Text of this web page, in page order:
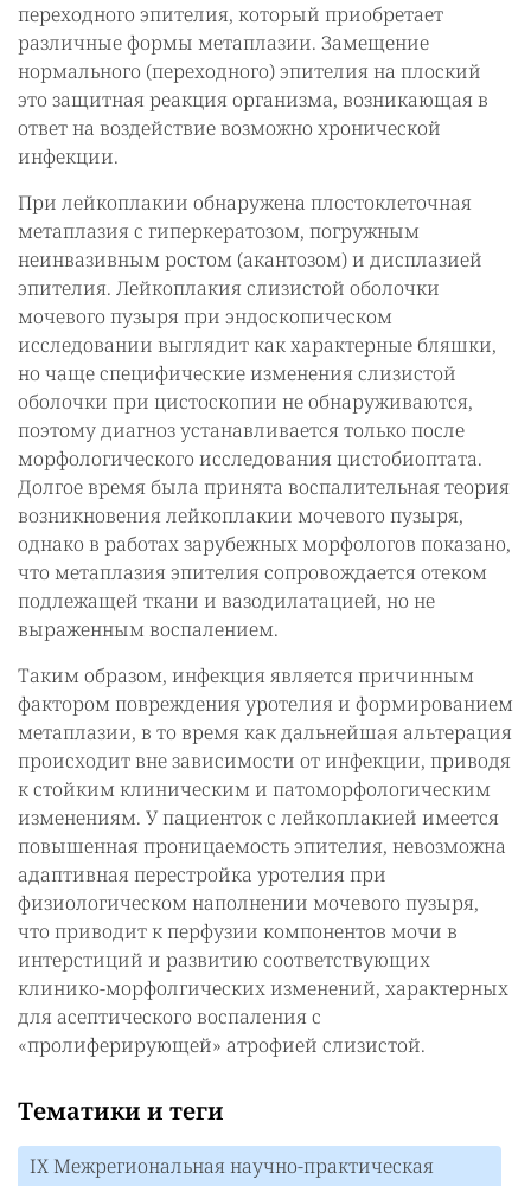
переходного эпителия, который приобретает
различные формы метаплазии. Замещение
нормального (переходного) эпителия на плоский
это защитная реакция организма, возникающая в
ответ на воздействие возможно хронической
инфекции.
При лейкоплакии обнаружена плостоклеточная
метаплазия с гиперкератозом, погружным
неинвазивным ростом (акантозом) и дисплазией
эпителия. Лейкоплакия слизистой оболочки
мочевого пузыря при эндоскопическом
исследовании выглядит как характерные бляшки,
но чаще специфические изменения слизистой
оболочки при цистоскопии не обнаруживаются,
поэтому диагноз устанавливается только после
морфологического исследования цистобиоптата.
Долгое время была принята воспалительная теория
возникновения лейкоплакии мочевого пузыря,
однако в работах зарубежных морфологов показано,
что метаплазия эпителия сопровождается отеком
подлежащей ткани и вазодилатацией, но не
выраженным воспалением.
Таким образом, инфекция является причинным
фактором повреждения уротелия и формированием
метаплазии, в то время как дальнейшая альтерация
происходит вне зависимости от инфекции, приводя
к стойким клиническим и патоморфологическим
изменениям. У пациенток с лейкоплакией имеется
повышенная проницаемость эпителия, невозможна
адаптивная перестройка уротелия при
физиологическом наполнении мочевого пузыря,
что приводит к перфузии компонентов мочи в
интерстиций и развитию соответствующих
клинико-морфолгических изменений, характерных
для асептического воспаления с
«пролиферирующей» атрофией слизистой.
Тематики и теги
IX Межрегиональная научно-практическая